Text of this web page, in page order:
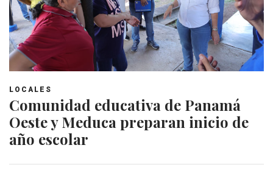
LOCALES
Comunidad educativa de Panamá
Oeste y Meduca preparan inicio de
año escolar